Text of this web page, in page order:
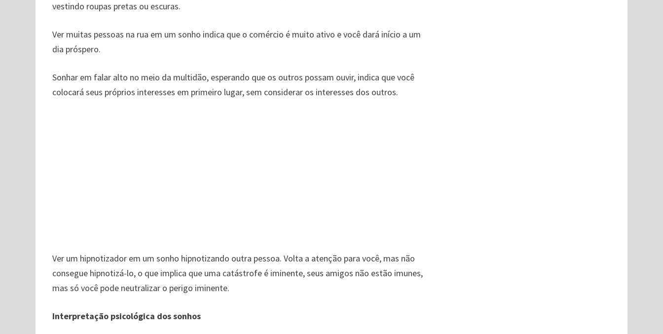
vestindo roupas pretas ou escuras.
Ver muitas pessoas na rua em um sonho indica que o comércio é muito ativo e você dará início a um
dia próspero.
Sonhar em falar alto no meio da multidão, esperando que os outros possam ouvir, indica que você
colocará seus próprios interesses em primeiro lugar, sem considerar os interesses dos outros.
Ver um hipnotizador em um sonho hipnotizando outra pessoa. Volta a atenção para você, mas não
consegue hipnotizá-lo, o que implica que uma catástrofe é iminente, seus amigos não estão imunes,
mas só você pode neutralizar o perigo iminente.
Interpretação psicológica dos sonhos